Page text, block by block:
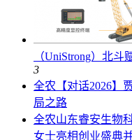
（UniStrong）北
3
全农 【对话2026
局之路
全农山东睿安生物
女士亮相创业盛典